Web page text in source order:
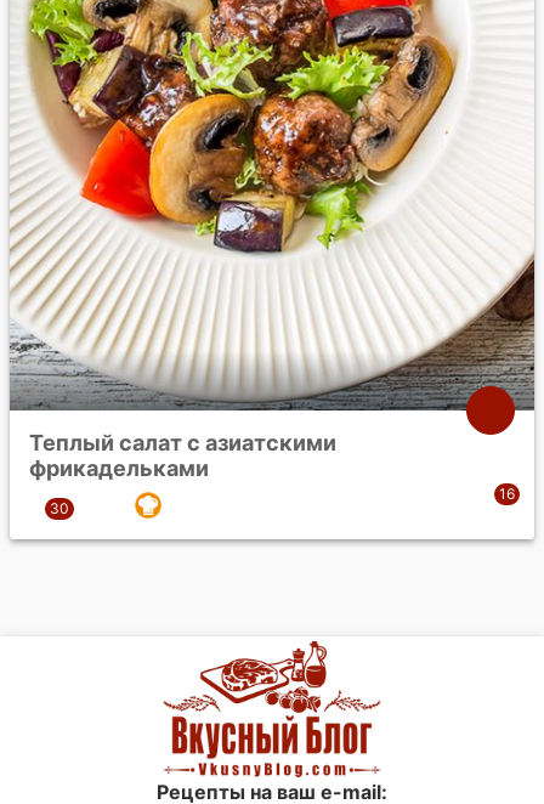
Теплый салат с азиатскими
фрикадельками
Рецепты на ваш e-mail: